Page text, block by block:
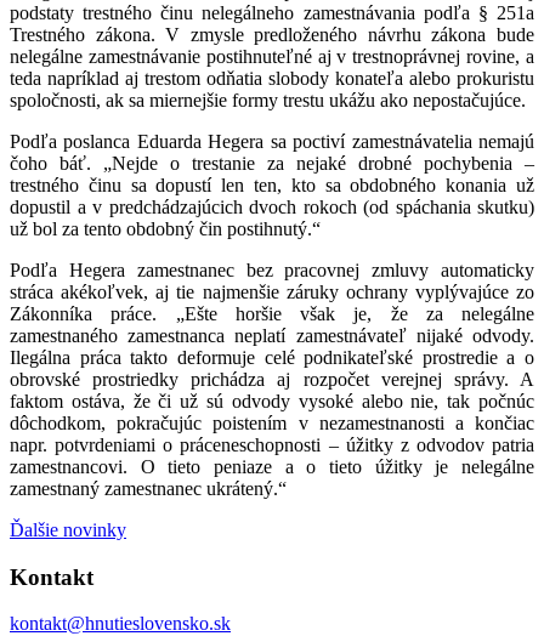
podstaty trestného činu nelegálneho zamestnávania podľa § 251a
Trestného zákona. V zmysle predloženého návrhu zákona bude
nelegálne zamestnávanie postihnuteľné aj v trestnoprávnej rovine, a
teda napríklad aj trestom odňatia slobody konateľa alebo prokuristu
spoločnosti, ak sa miernejšie formy trestu ukážu ako nepostačujúce.
Podľa poslanca Eduarda Hegera sa poctiví zamestnávatelia nemajú
čoho báť. „Nejde o trestanie za nejaké drobné pochybenia –
trestného činu sa dopustí len ten, kto sa obdobného konania už
dopustil a v predchádzajúcich dvoch rokoch (od spáchania skutku)
už bol za tento obdobný čin postihnutý.“
Podľa Hegera zamestnanec bez pracovnej zmluvy automaticky
stráca akékoľvek, aj tie najmenšie záruky ochrany vyplývajúce zo
Zákonníka práce. „Ešte horšie však je, že za nelegálne
zamestnaného zamestnanca neplatí zamestnávateľ nijaké odvody.
Ilegálna práca takto deformuje celé podnikateľské prostredie a o
obrovské prostriedky prichádza aj rozpočet verejnej správy. A
faktom ostáva, že či už sú odvody vysoké alebo nie, tak počnúc
dôchodkom, pokračujúc poistením v nezamestnanosti a končiac
napr. potvrdeniami o práceneschopnosti – úžitky z odvodov patria
zamestnancovi. O tieto peniaze a o tieto úžitky je nelegálne
zamestnaný zamestnanec ukrátený.“
Ďalšie novinky
Kontakt
kontakt@hnutieslovensko.sk